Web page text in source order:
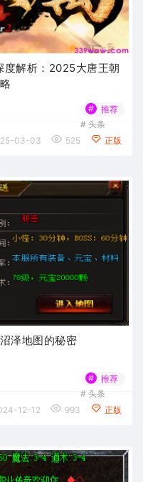
解析：2025大唐王朝
#
推荐
# 头条
03-03 525 正版
泽地图的秘密
#
推荐
# 头条
12-12 993 正版